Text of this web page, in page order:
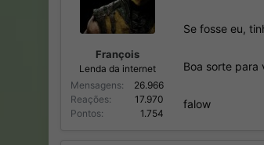
François
Lenda da internet
Mensagens
26.966
Reações
17.970
Pontos
1.754
Se fosse eu,
Boa sorte para
falow